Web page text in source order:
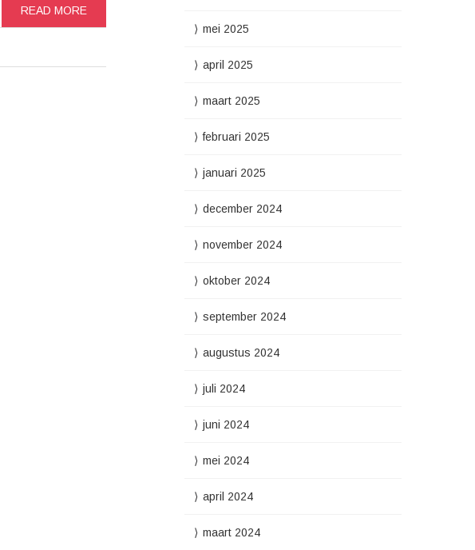
READ MORE
mei 2025
april 2025
maart 2025
februari 2025
januari 2025
december 2024
november 2024
oktober 2024
september 2024
augustus 2024
juli 2024
juni 2024
mei 2024
april 2024
maart 2024